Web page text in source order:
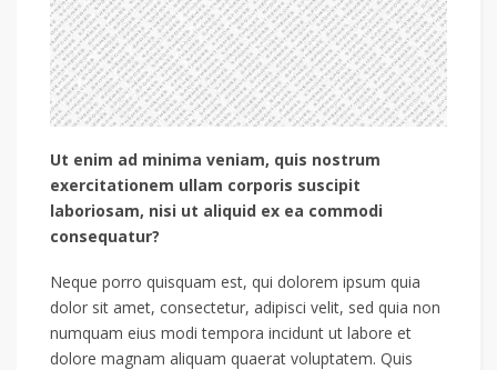
Ut enim ad minima veniam, quis nostrum
exercitationem ullam corporis suscipit
laboriosam, nisi ut aliquid ex ea commodi
consequatur?
Neque porro quisquam est, qui dolorem ipsum quia
dolor sit amet, consectetur, adipisci velit, sed quia non
numquam eius modi tempora incidunt ut labore et
dolore magnam aliquam quaerat voluptatem. Quis